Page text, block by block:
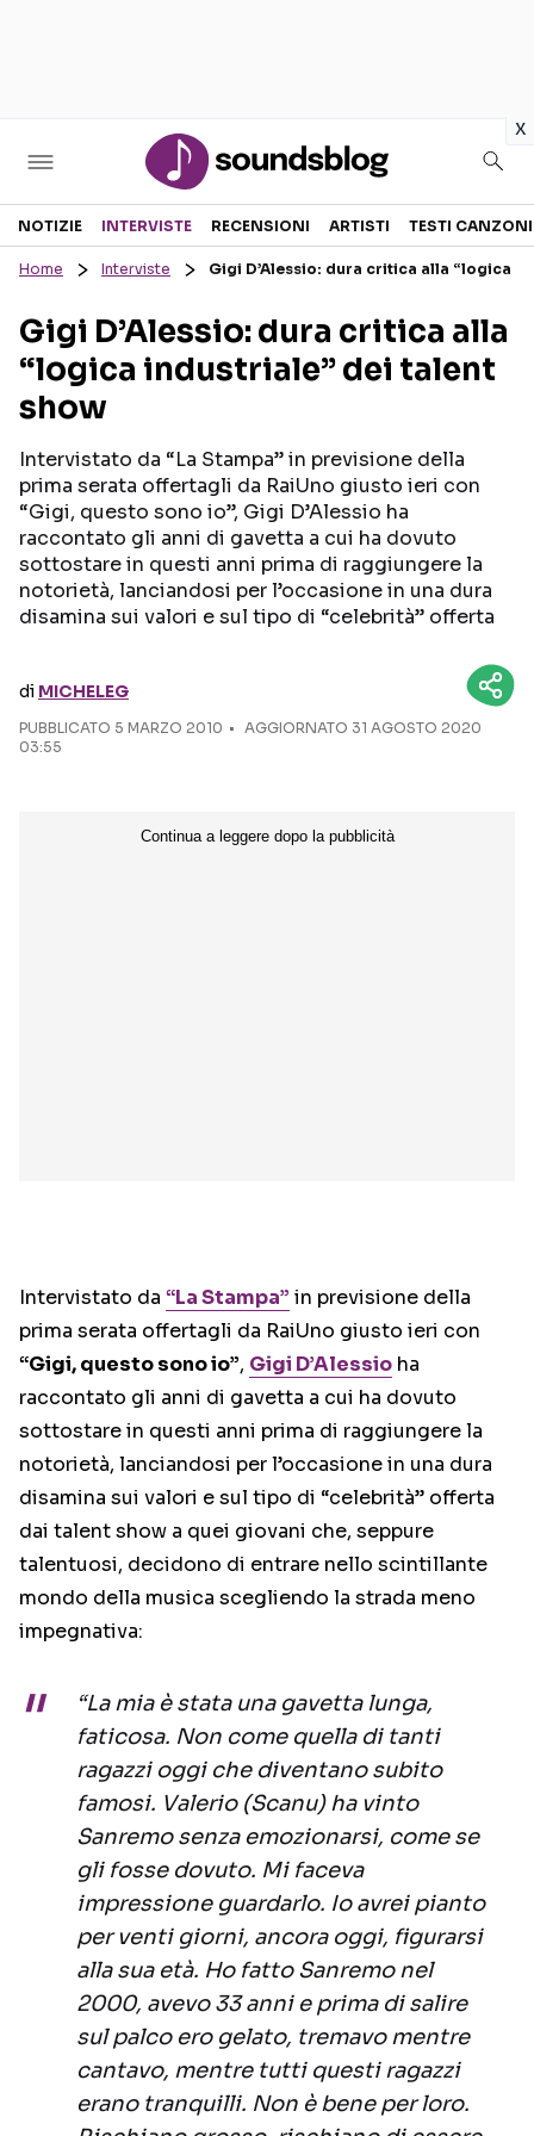
x
Sezioni
RECENSIONI MUSICALI
INTERVISTE
GOSSIP E CURIOSITÀ
TESTI CANZONI
TOUR ED EVENTI
Seguici sui social
NOTIZIE INTERVISTE RECENSIONI ARTISTI TESTI CANZONI
Home Interviste Gigi D’Alessio: dura critica alla “logica
Gigi D’Alessio: dura critica alla
“logica industriale” dei talent
show
Intervistato da “La Stampa” in previsione della
prima serata offertagli da RaiUno giusto ieri con
“Gigi, questo sono io”, Gigi D’Alessio ha
raccontato gli anni di gavetta a cui ha dovuto
sottostare in questi anni prima di raggiungere la
notorietà, lanciandosi per l’occasione in una dura
disamina sui valori e sul tipo di “celebrità” offerta
di MICHELEG
PUBBLICATO 5 MARZO 2010
AGGIORNATO 31 AGOSTO 2020
03:55
Intervistato da “La Stampa” in previsione della
prima serata offertagli da RaiUno giusto ieri con
“Gigi, questo sono io”, Gigi D’Alessio ha
raccontato gli anni di gavetta a cui ha dovuto
sottostare in questi anni prima di raggiungere la
notorietà, lanciandosi per l’occasione in una dura
disamina sui valori e sul tipo di “celebrità” offerta
dai talent show a quei giovani che, seppure
talentuosi, decidono di entrare nello scintillante
mondo della musica scegliendo la strada meno
impegnativa:
“La mia è stata una gavetta lunga,
faticosa. Non come quella di tanti
ragazzi oggi che diventano subito
famosi. Valerio (Scanu) ha vinto
Sanremo senza emozionarsi, come se
gli fosse dovuto. Mi faceva
impressione guardarlo. Io avrei pianto
per venti giorni, ancora oggi, figurarsi
alla sua età. Ho fatto Sanremo nel
2000, avevo 33 anni e prima di salire
sul palco ero gelato, tremavo mentre
cantavo, mentre tutti questi ragazzi
erano tranquilli. Non è bene per loro.